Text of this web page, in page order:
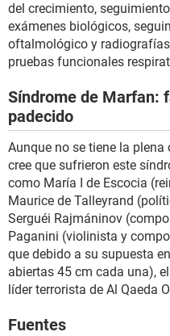
del crecimiento,
exámenes biológicos,
oftalmológico y
pruebas funcionales
Síndrome de Marfan:
padecido
Aunque no se tiene la
cree que sufrieron este
como María I de Escocia
Maurice de Talleyrand
Serguéi Rajmáninov
Paganini (violinista y
que debido a su supuesta
abiertas 45 cm cada una),
líder terrorista de Al Qaeda
Fuentes